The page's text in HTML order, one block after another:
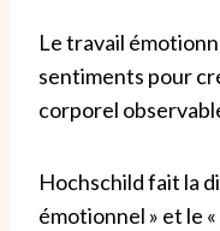
Le travail
sentiments pour
corporel
Hochschild fait la
émotionnel » et le